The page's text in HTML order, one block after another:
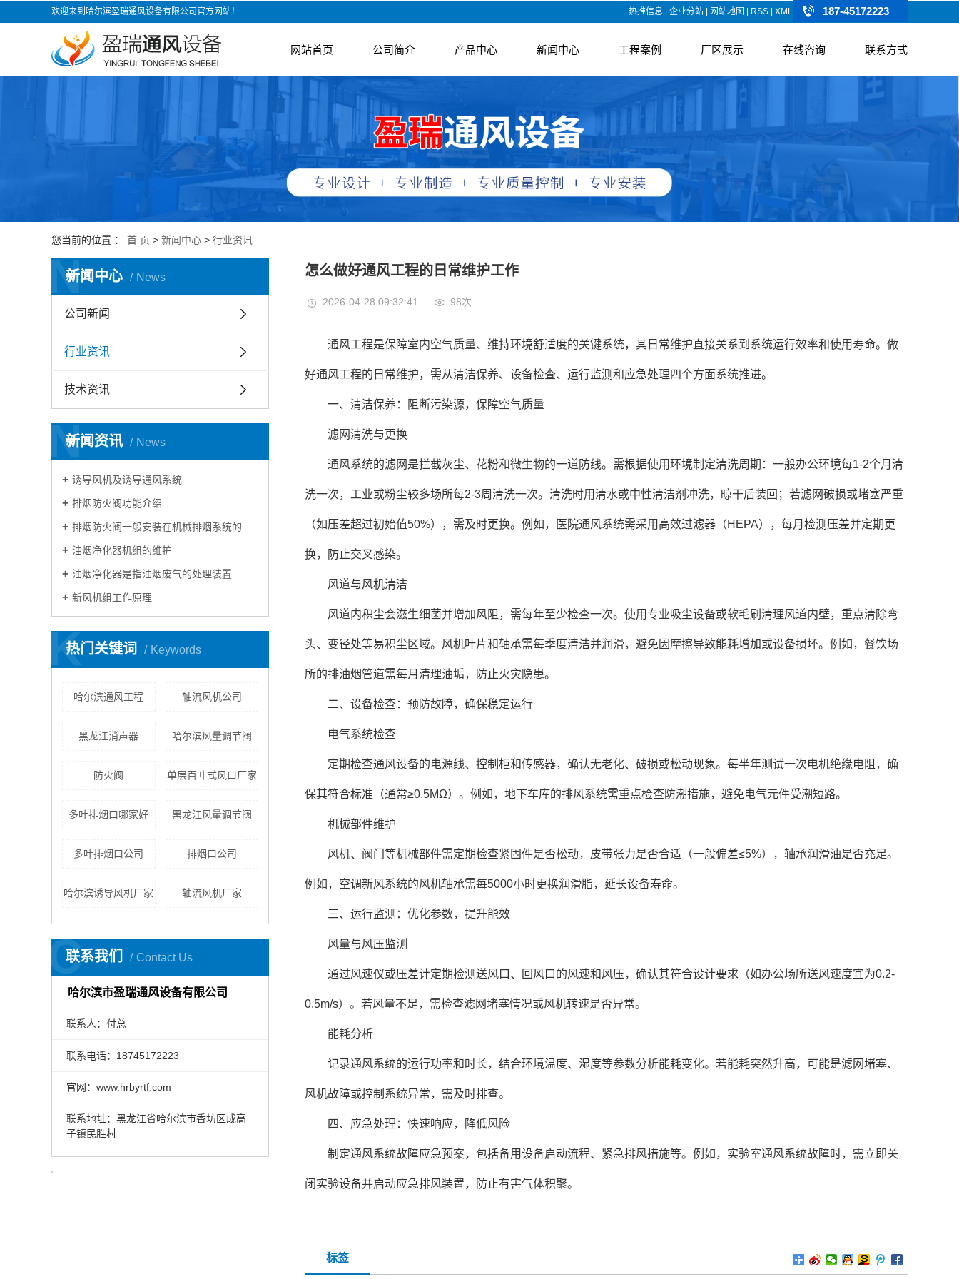
欢迎来到哈尔滨盈瑞通风设备有限公司官方网站！ 187-45172223
热推信息 企业分站 网站地图 RSS XML
网站首页 公司简介 产品中心 新闻中心
行业资讯
技术资讯
工程案例 厂区展示 在线咨询 联系方式
您当前的位置 ： 首 页 > 新闻中心 > 行业资讯
新闻中心 News
N
公司新闻
行业资讯
技术资讯
新闻资讯 News
N
诱导风机及诱导通风系统
排烟防火阀功能介绍
排烟防火阀一般安装在机械排烟系统的管道上
油烟净化器机组的维护
油烟净化器是指油烟废气的处理装置
新风机组工作原理
热门关键词 Keywords
K
哈尔滨通风工程 轴流风机公司
黑龙江消声器 哈尔滨风量调节阀
防火阀 单层百叶式风口厂家
多叶排烟口哪家好 黑龙江风量调节阀
多叶排烟口公司 排烟口公司
哈尔滨诱导风机厂家 轴流风机厂家
联系我们 Contact Us
C
哈尔滨市盈瑞通风设备有限公司
联系人：付总
联系电话：18745172223
官网：www.hrbyrtf.com
联系地址：黑龙江省哈尔滨市香坊区成高
子镇民胜村
怎么做好通风工程的日常维护工作
2026-04-28 09:32:41 98次
通风工程是保障室内空气质量、维持环境舒适度的关键系统，其日常维护直接关系到系统运行效率和使用寿命。做
好通风工程的日常维护，需从清洁保养、设备检查、运行监测和应急处理四个方面系统推进。
一、清洁保养：阻断污染源，保障空气质量
滤网清洗与更换
通风系统的滤网是拦截灰尘、花粉和微生物的一道防线。需根据使用环境制定清洗周期：一般办公环境每1-2个月清
洗一次，工业或粉尘较多场所每2-3周清洗一次。清洗时用清水或中性清洁剂冲洗，晾干后装回；若滤网破损或堵塞严重
（如压差超过初始值50%），需及时更换。例如，医院通风系统需采用高效过滤器（HEPA），每月检测压差并定期更
换，防止交叉感染。
风道与风机清洁
风道内积尘会滋生细菌并增加风阻，需每年至少检查一次。使用专业吸尘设备或软毛刷清理风道内壁，重点清除弯
头、变径处等易积尘区域。风机叶片和轴承需每季度清洁并润滑，避免因摩擦导致能耗增加或设备损坏。例如，餐饮场
所的排油烟管道需每月清理油垢，防止火灾隐患。
二、设备检查：预防故障，确保稳定运行
电气系统检查
定期检查通风设备的电源线、控制柜和传感器，确认无老化、破损或松动现象。每半年测试一次电机绝缘电阻，确
保其符合标准（通常≥0.5MΩ）。例如，地下车库的排风系统需重点检查防潮措施，避免电气元件受潮短路。
机械部件维护
风机、阀门等机械部件需定期检查紧固件是否松动，皮带张力是否合适（一般偏差≤5%），轴承润滑油是否充足。
例如，空调新风系统的风机轴承需每5000小时更换润滑脂，延长设备寿命。
三、运行监测：优化参数，提升能效
风量与风压监测
通过风速仪或压差计定期检测送风口、回风口的风速和风压，确认其符合设计要求（如办公场所送风速度宜为0.2-
0.5m/s）。若风量不足，需检查滤网堵塞情况或风机转速是否异常。
能耗分析
记录通风系统的运行功率和时长，结合环境温度、湿度等参数分析能耗变化。若能耗突然升高，可能是滤网堵塞、
风机故障或控制系统异常，需及时排查。
四、应急处理：快速响应，降低风险
制定通风系统故障应急预案，包括备用设备启动流程、紧急排风措施等。例如，实验室通风系统故障时，需立即关
闭实验设备并启动应急排风装置，防止有害气体积聚。
标签